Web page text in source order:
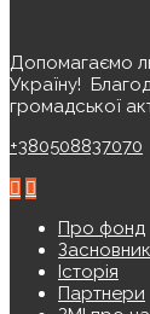
Допомагаємо
Україну!
громадської
+380508837070
Про фонд
Історія
Партнери